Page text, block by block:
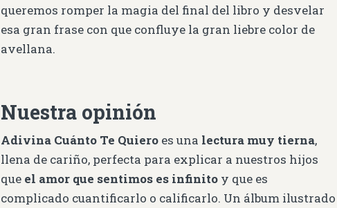
queremos romper la magia del final del libro y desvelar
esa gran frase con que confluye la gran liebre color de
avellana.
Nuestra opinión
Adivina Cuánto Te Quiero es una lectura muy tierna,
llena de cariño, perfecta para explicar a nuestros hijos
que el amor que sentimos es infinito y que es
complicado cuantificarlo o calificarlo. Un álbum ilustrado